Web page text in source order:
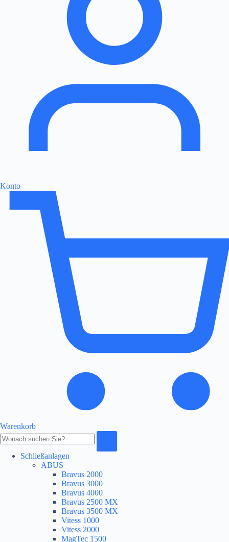
Konto
Warenkorb
Produkte
durchsuchen
Schließanlagen
ABUS
Bravus 2000
Bravus 3000
Bravus 4000
Bravus 2500 MX
Bravus 3500 MX
Vitess 1000
Vitess 2000
MagTec 1500